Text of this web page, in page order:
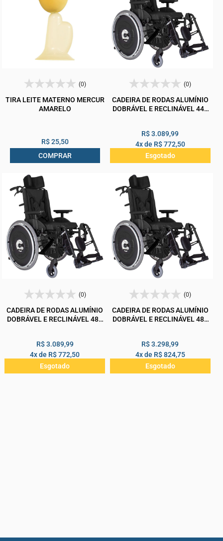
(0)
TIRA LEITE MATERNO MERCUR
AMARELO
R$ 25,50
COMPRAR
(0)
CADEIRA DE RODAS ALUMÍNIO
DOBRÁVEL E RECLINÁVEL 44L
R$ 3.089,99
4x de R$ 772,50
Esgotado
(0)
CADEIRA DE RODAS ALUMÍNIO
DOBRÁVEL E RECLINÁVEL 48L
R$ 3.089,99
4x de R$ 772,50
Esgotado
(0)
CADEIRA DE RODAS ALUMÍNIO
DOBRÁVEL E RECLINÁVEL 48L
R$ 3.298,99
4x de R$ 824,75
Esgotado